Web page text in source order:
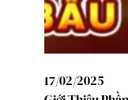
17/02/2025